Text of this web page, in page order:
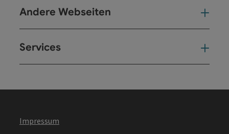
Andere Webseiten
Services
Impressum